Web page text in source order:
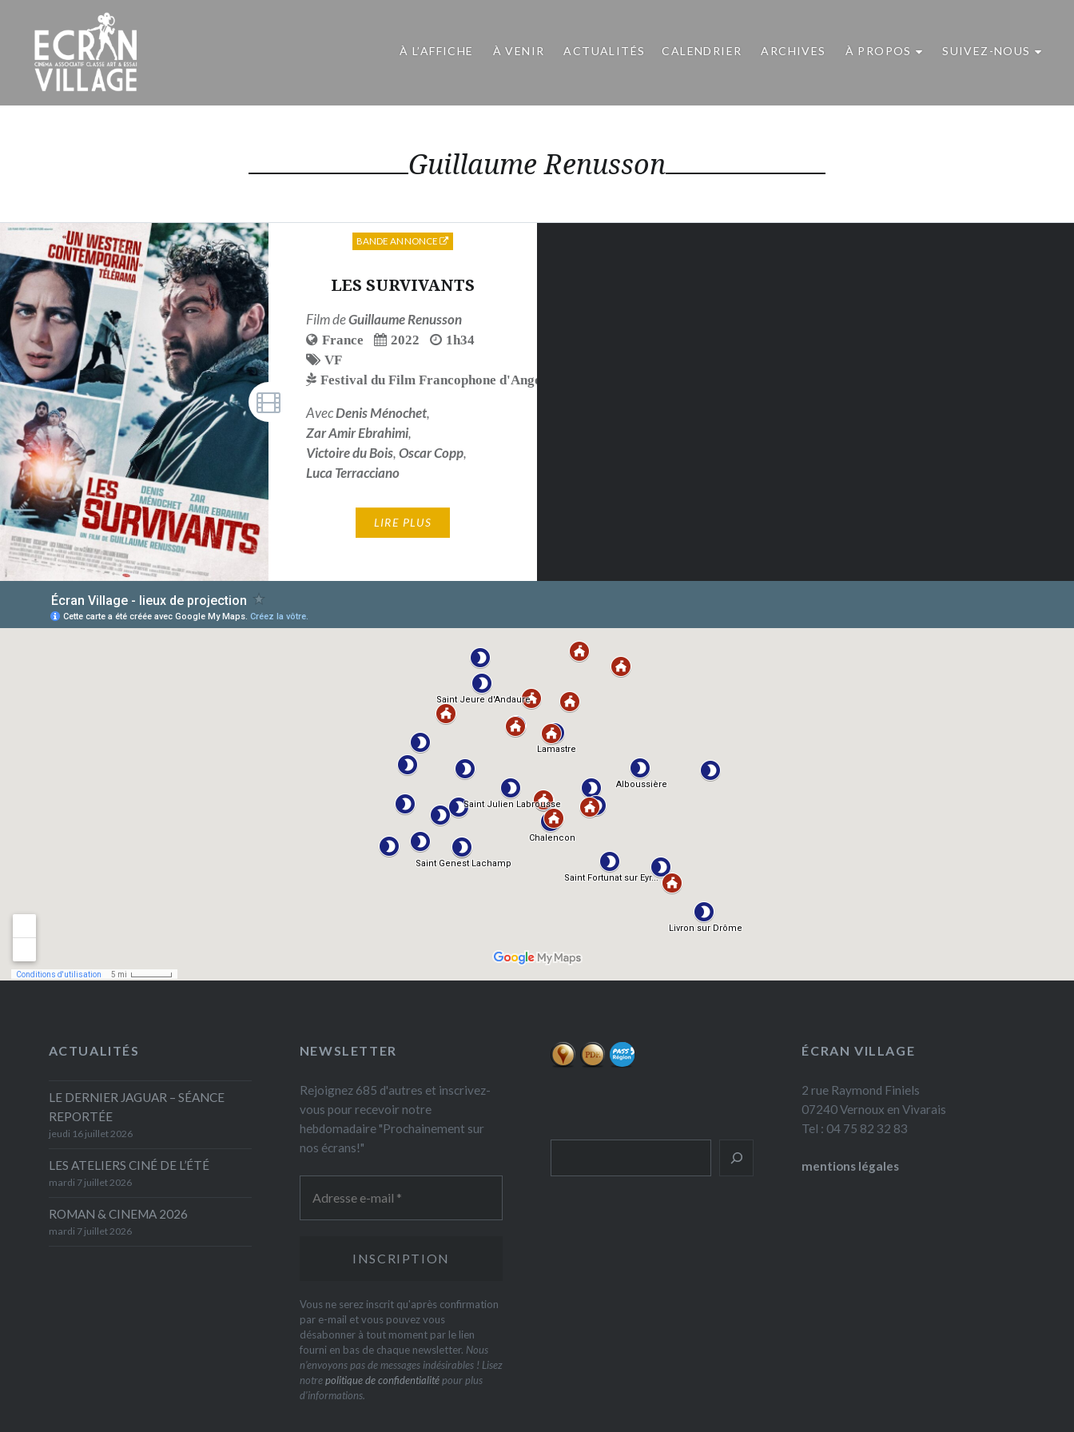
contenu
principal
ÉCRAN VILLAGE
À L’AFFICHE À VENIR ACTUALITÉS CALENDRIER ARCHIVES À PROPOS SUIVEZ-NOUS
Guillaume Renusson
LES SURVIVANTS
Film deGuillaume Renusson
France 2022
1h34
VF
Festival du Film Francophone d'Angoulême 2022
AvecDenis Ménochet,
Zar Amir Ebrahimi,
Victoire du Bois,Oscar Copp,
Luca Terracciano
LIRE PLUS
BANDE ANNONCE
ACTUALITÉS
LE DERNIER JAGUAR – SÉANCE
REPORTÉE
jeudi 16 juillet 2026
LES ATELIERS CINÉ DE L’ÉTÉ
mardi 7 juillet 2026
ROMAN & CINEMA 2026
mardi 7 juillet 2026
NEWSLETTER
Rejoignez 685 d'autres et inscrivez-
vous pour recevoir notre
hebdomadaire "Prochainement sur
nos écrans!"
Vous ne serez inscrit qu'après confirmation
par e-mail et vous pouvez vous
désabonner à tout moment par le lien
fourni en bas de chaque newsletter. Nous
n’envoyons pas de messages indésirables ! Lisez
notrepolitique de confidentialitépour plus
d’informations.
ÉCRAN VILLAGE
2 rue Raymond Finiels
07240 Vernoux en Vivarais
Tel : 04 75 82 32 83
mentions légales